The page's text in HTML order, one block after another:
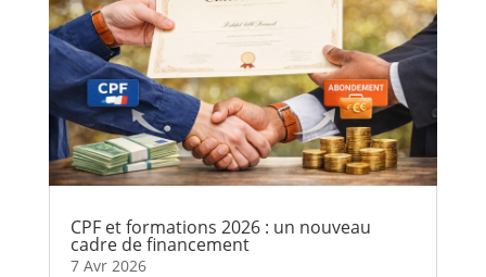
CPF et formations 2026 : un nouveau
cadre de financement
7 Avr 2026